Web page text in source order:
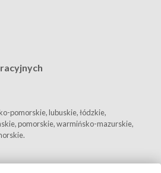
pomorskie, lubuskie, łódzkie,
pomorskie, warmińsko-mazurskie,